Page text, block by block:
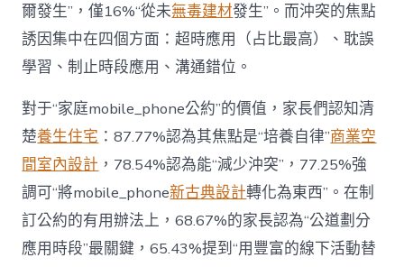
爾發生”，僅16%“從未無毒建材發生”。而沖突的焦點
誘因集中在四個方面：超時應用（占比最高）、耽誤
學習、制止時段應用、溝通錯位。
對于“家庭mobile_phone公約”的價值，家長們認知清
楚養生住宅 ：87.77%認為其焦點是“培養自律”商業空
間室內設計 ，78.54%認為能“減少沖突”，77.25%強
調可“將mobile_phone新古典設計轉化為東西”。在制
訂公約的有用辦法上，68.67%的家長認為“公道劃分
應用時段”最關鍵，65.43%提到“用豐富的線下活動替